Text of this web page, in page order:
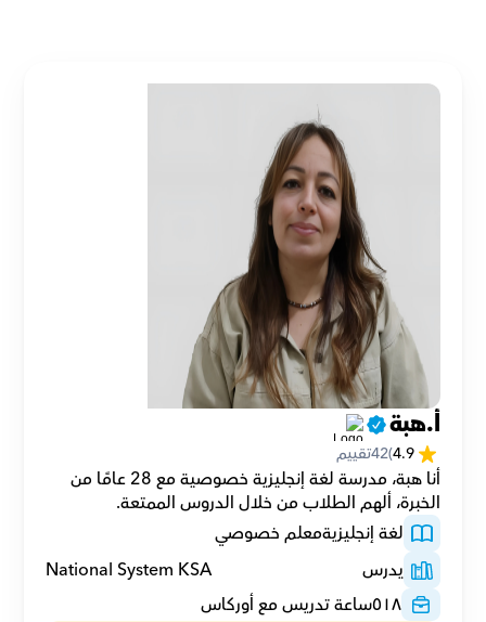
أ.هبة
4.9
(
42تقييم
الخبرة، ألهم الطلاب من خلال الدروس الممتعة.
لغة إنجليزيةمعلم خصوصي
يدرس
National System KSA
٥١٨ساعة تدريس مع أوركاس